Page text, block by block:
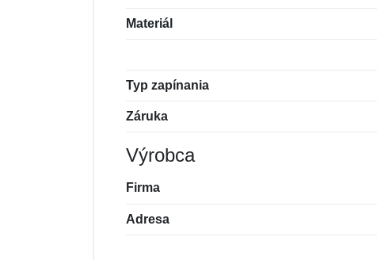
Materiál
Typ zapínania
Záruka
Výrobca
Firma
Adresa